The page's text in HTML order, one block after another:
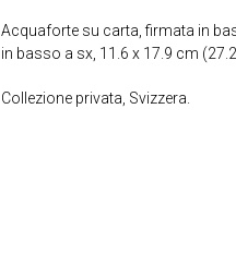
Acquaforte su carta, firmata in
in basso a sx, 11.6 x 17.9 cm
Collezione privata, Svizzera.